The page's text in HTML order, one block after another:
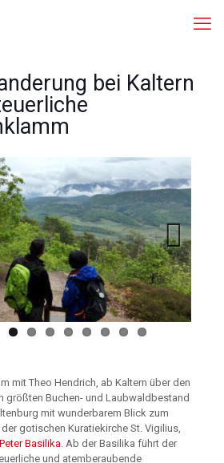
bei Kaltern
Next
mit Theo Hendrich, ab Kaltern über den
größten Buchen- und Laubwaldbestand
mit wunderbarem Blick zum
gotischen Kuratiekirche St. Vigilius,
Basilika. Ab der Basilika führt der
und atemberaubende